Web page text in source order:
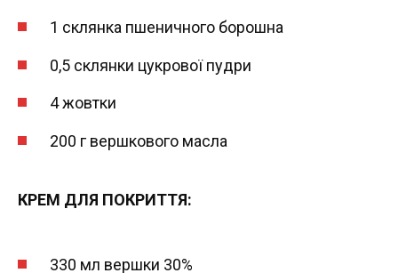
1 склянка пшеничного борошна
0,5 склянки цукрової пудри
4 жовтки
200 г вершкового масла
КРЕМ ДЛЯ ПОКРИТТЯ:
330 мл вершки 30%